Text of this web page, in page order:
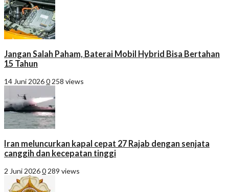
Jangan Salah Paham, Baterai Mobil Hybrid Bisa Bertahan
15 Tahun
14 Juni 20260 258 views
Iran meluncurkan kapal cepat 27 Rajab dengan senjata
canggih dan kecepatan tinggi
2 Juni 20260 289 views